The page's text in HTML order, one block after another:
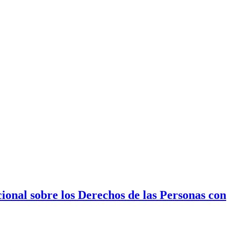
sobre los Derechos de las Personas con